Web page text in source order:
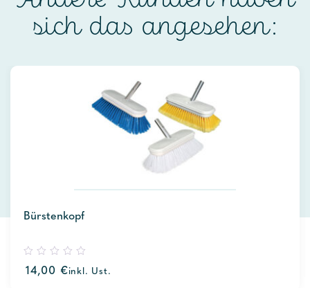
sich das angesehen:
Bürstenkopf
out
14,00 €inkl. Ust.